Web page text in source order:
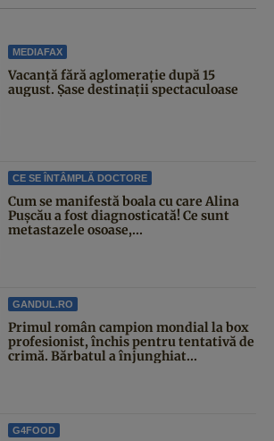
MEDIAFAX
Vacanță fără aglomerație după 15
august. Șase destinații spectaculoase
CE SE ÎNTÂMPLĂ DOCTORE
Cum se manifestă boala cu care Alina
Pușcău a fost diagnosticată! Ce sunt
metastazele osoase,...
GANDUL.RO
Primul român campion mondial la box
profesionist, închis pentru tentativă de
crimă. Bărbatul a înjunghiat...
G4FOOD